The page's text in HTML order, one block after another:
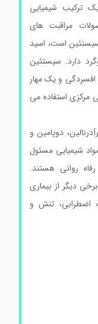
شیمیایی
مراقبت های
است، اسید
دارد. سیستئین
و یک مهار
استفاده می
دوپامین و
شیمیایی مسئول
روانی هستند.
دیگر از بیماری
تنش و